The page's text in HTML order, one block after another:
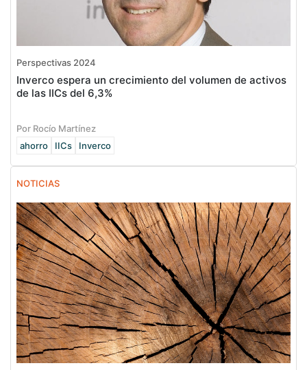
Perspectivas 2024
Inverco espera un crecimiento del volumen de activos
de las IICs del 6,3%
Por Rocío Martínez
ahorro
IICs Inverco
NOTICIAS